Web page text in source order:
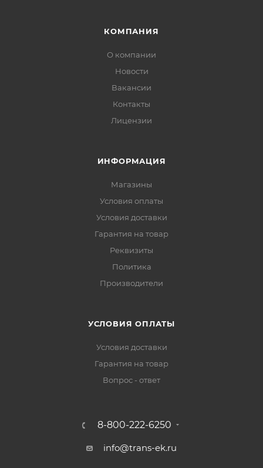
КОМПАНИЯ
О компании
Новости
Вакансии
Контакты
Лицензии
ИНФОРМАЦИЯ
Магазины
Условия оплаты
Условия доставки
Гарантия на товар
Реквизиты
Политика
Производители
УСЛОВИЯ ОПЛАТЫ
Условия доставки
Гарантия на товар
Вопрос - ответ
8-800-222-6250
info@trans-ek.ru